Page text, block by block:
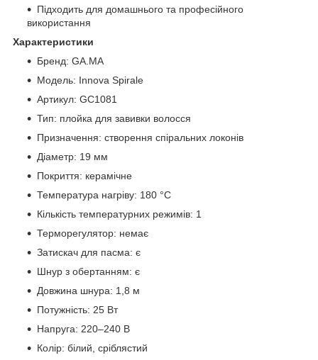
Підходить для домашнього та професійного
використання
Характеристики
Бренд: GA.MA
Модель: Innova Spirale
Артикул: GC1081
Тип: плойка для завивки волосся
Призначення: створення спіральних локонів
Діаметр: 19 мм
Покриття: керамічне
Температура нагріву: 180 °C
Кількість температурних режимів: 1
Терморегулятор: немає
Затискач для пасма: є
Шнур з обертанням: є
Довжина шнура: 1,8 м
Потужність: 25 Вт
Напруга: 220–240 В
Колір: білий, сріблястий